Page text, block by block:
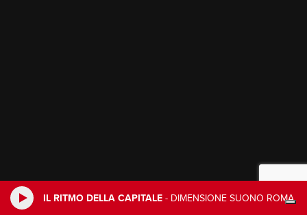
IL RITMO DELLA CAPITALE - DIMENSIONE SUONO ROMA